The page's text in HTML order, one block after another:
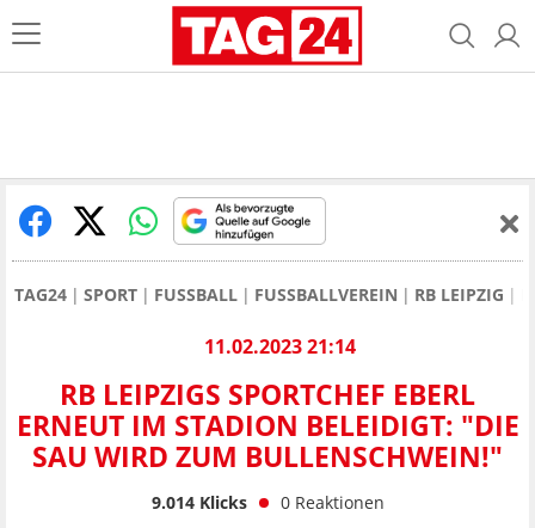
TAG24 SPORT FUSSBALL FUSSBALLVEREIN RB LEIPZIG
11.02.2023 21:14
RB LEIPZIGS SPORTCHEF EBERL
ERNEUT IM STADION BELEIDIGT: "DIE
SAU WIRD ZUM BULLENSCHWEIN!"
9.014Klicks 0 Reaktionen